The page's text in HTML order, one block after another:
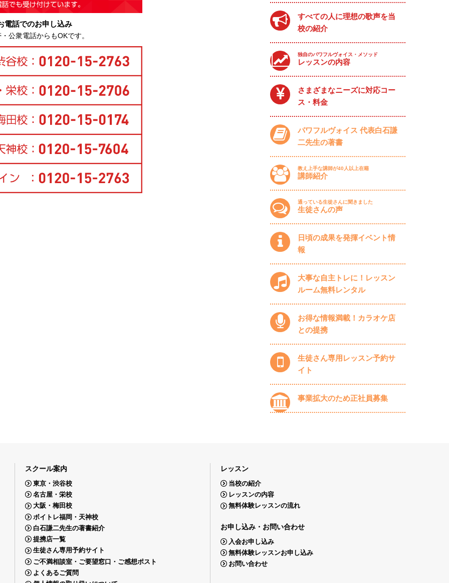
電話でのお申し込み
公衆電話からもOKです。
すべての人に理想の歌声を当
校の紹介
独自のパワフルヴォイス・メソッド
レッスンの内容
さまざまなニーズに対応コー
ス・料金
パワフルヴォイス 代表白石謙
二先生の著書
教え上手な講師が40人以上在籍
講師紹介
通っている生徒さんに聞きました
生徒さんの声
日頃の成果を発揮イベント情
報
大事な自主トレに！レッスン
ルーム無料レンタル
お得な情報満載！カラオケ店
との提携
生徒さん専用レッスン予約サ
イト
事業拡大のため正社員募集
スクール案内
東京・渋谷校
名古屋・栄校
大阪・梅田校
ボイトレ福岡・天神校
白石謙二先生の著書紹介
提携店一覧
生徒さん専用予約サイト
ご不満相談室・ご要望窓口・ご感想ポスト
よくあるご質問
レッスン
当校の紹介
レッスンの内容
無料体験レッスンの流れ
お申し込み・お問い合わせ
入会お申し込み
無料体験レッスンお申し込み
お問い合わせ